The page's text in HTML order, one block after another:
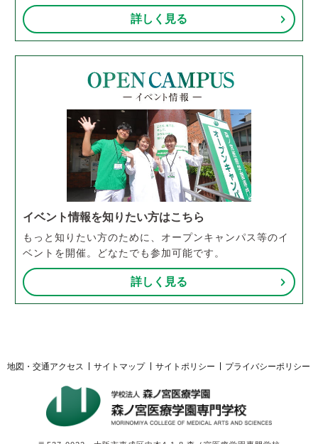
詳しく見る
イベント情報を知りたい方はこちら
もっと知りたい方のために、オープンキャンパス等のイ
ベントを開催。どなたでも参加可能です。
詳しく見る
地図・交通アクセス サイトマップ サイトポリシー プライバシーポリシー